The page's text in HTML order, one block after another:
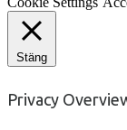
Stäng
Privacy